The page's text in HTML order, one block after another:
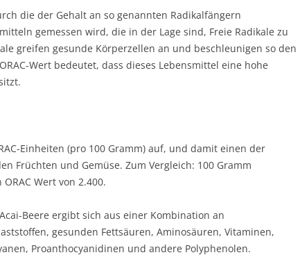
die der Gehalt an so genannten Radikalfängern
gemessen wird, die in der Lage sind, Freie Radikale zu
greifen gesunde Körperzellen an und beschleunigen so den
Wert bedeutet, dass dieses Lebensmittel eine hohe
Einheiten (pro 100 Gramm) auf, und damit einen der
Früchten und Gemüse. Zum Vergleich: 100 Gramm
Wert von 2.400.
Beere ergibt sich aus einer Kombination an
gesunden Fettsäuren, Aminosäuren, Vitaminen,
Proanthocyanidinen und andere Polyphenolen.